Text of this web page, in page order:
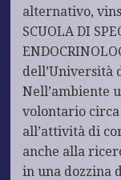
alternativo,
SCUOLA DI
dell’Università
Nell’ambiente
volontario
all’attività di
anche alla
in una dozzina